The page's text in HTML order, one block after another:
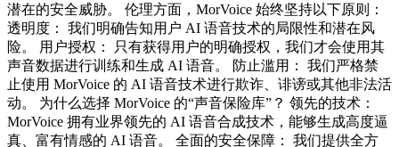
潜在的安全威胁。 伦理方面，MorVoice 始终坚持以下原则：
透明度： 我们明确告知用户 AI 语音技术的局限性和潜在风
险。 用户授权： 只有获得用户的明确授权，我们才会使用其
声音数据进行训练和生成 AI 语音。 防止滥用： 我们严格禁
止使用 MorVoice 的 AI 语音技术进行欺诈、诽谤或其他非法活
动。 为什么选择 MorVoice 的“声音保险库”？ 领先的技术：
MorVoice 拥有业界领先的 AI 语音合成技术，能够生成高度逼
真、富有情感的 AI 语音。 全面的安全保障： 我们提供全方